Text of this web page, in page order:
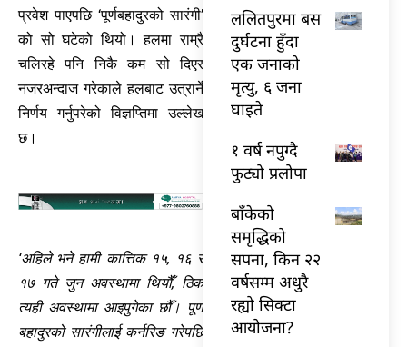
प्रवेश पाएपछि ‘पूर्णबहादुरको सारंगी’
को सो घटेको थियो। हलमा राम्रै
चलिरहे पनि निकै कम सो दिएर
नजरअन्दाज गरेकाले हलबाट उत्रार्ने
निर्णय गर्नुपरेको विज्ञप्तिमा उल्लेख
छ।
‘अहिले भने हामी कात्तिक १५, १६ र
१७ गते जुन अवस्थामा थियौँ, ठिक
त्यही अवस्थामा आइपुगेका छौँ। पूर्ण
बहादुरको सारंगीलाई कर्नरिङ गरेपछि
ललितपुरमा बस
दुर्घटना हुँदा
एक जनाको
मृत्यु, ६ जना
घाइते
१ वर्ष नपुग्दै
फुट्यो प्रलोपा
बाँकेको
समृद्धिको
सपना, किन २२
वर्षसम्म अधुरै
रह्यो सिक्टा
आयोजना?